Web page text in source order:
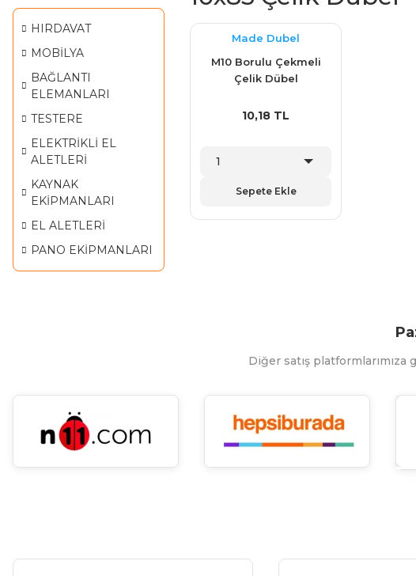
HIRDAVAT
MOBİLYA
BAĞLANTI
ELEMANLARI
TESTERE
ELEKTRİKLİ EL
ALETLERİ
KAYNAK
EKİPMANLARI
EL ALETLERİ
PANO EKİPMANLARI
Made Dubel
M10 Borulu Çekmeli
Çelik Dübel
10,18 TL
Sepete Ekle
Diğer satış